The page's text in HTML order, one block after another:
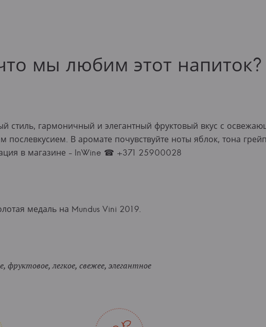
мы любим этот напиток?
стиль, гармоничный и элегантный фруктовый вкус с
послевкусием. В аромате почувствуйте ноты яблок, тона
в магазине - InWine ☎ +371 25900028
медаль на Mundus Vini 2019.
фруктовое, легкое, свежее, элегантное